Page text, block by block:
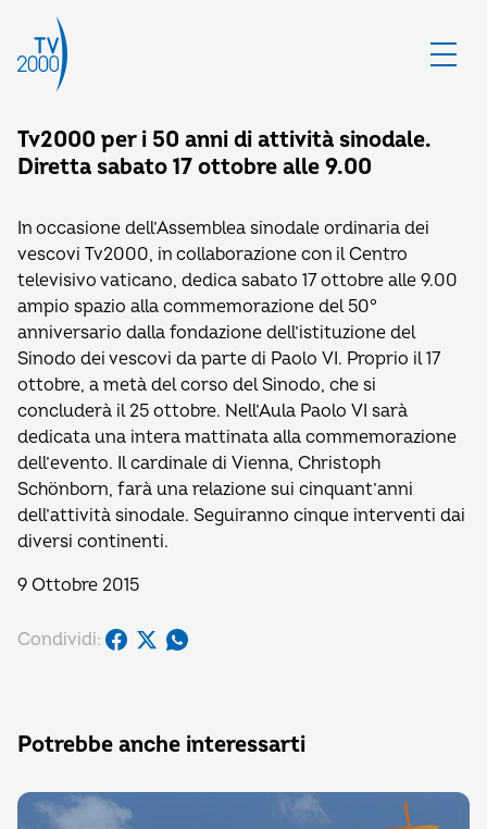
Tv2000 per i 50 anni di attività sinodale.
Diretta sabato 17 ottobre alle 9.00
In occasione dell’Assemblea sinodale ordinaria dei
vescovi Tv2000, in collaborazione con il Centro
televisivo vaticano, dedica sabato 17 ottobre alle 9.00
ampio spazio alla commemorazione del 50°
anniversario dalla fondazione dell’istituzione del
Sinodo dei vescovi da parte di Paolo VI. Proprio il 17
ottobre, a metà del corso del Sinodo, che si
concluderà il 25 ottobre. Nell’Aula Paolo VI sarà
dedicata una intera mattinata alla commemorazione
dell’evento. Il cardinale di Vienna, Christoph
Schönborn, farà una relazione sui cinquant’anni
dell’attività sinodale. Seguiranno cinque interventi dai
diversi continenti.
9 Ottobre 2015
Condividi:
Potrebbe anche interessarti